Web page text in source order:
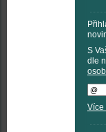
S
dle
Více